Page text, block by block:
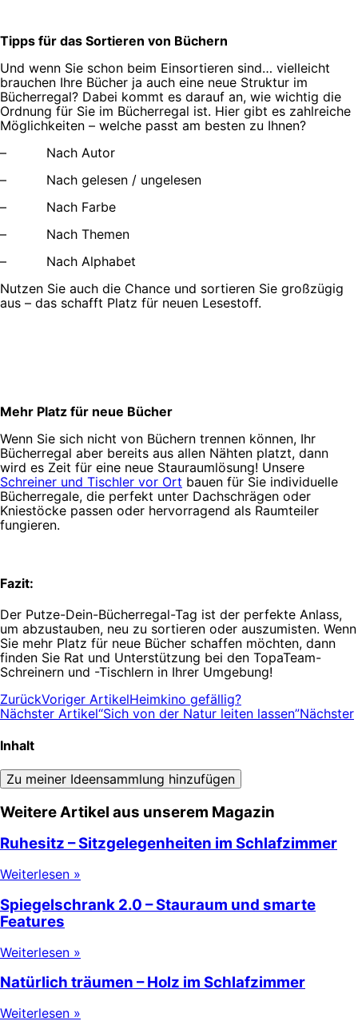
Tipps für das Sortieren von Büchern
Und wenn Sie schon beim Einsortieren sind… vielleicht
brauchen Ihre Bücher ja auch eine neue Struktur im
Bücherregal? Dabei kommt es darauf an, wie wichtig die
Ordnung für Sie im Bücherregal ist. Hier gibt es zahlreiche
Möglichkeiten – welche passt am besten zu Ihnen?
– Nach Autor
– Nach gelesen / ungelesen
– Nach Farbe
– Nach Themen
– Nach Alphabet
Nutzen Sie auch die Chance und sortieren Sie großzügig
aus – das schafft Platz für neuen Lesestoff.
Mehr Platz für neue Bücher
Wenn Sie sich nicht von Büchern trennen können, Ihr
Bücherregal aber bereits aus allen Nähten platzt, dann
wird es Zeit für eine neue Stauraumlösung! Unsere
Schreiner und Tischler vor Ort bauen für Sie individuelle
Bücherregale, die perfekt unter Dachschrägen oder
Kniestöcke passen oder hervorragend als Raumteiler
fungieren.
Fazit:
Der Putze-Dein-Bücherregal-Tag ist der perfekte Anlass,
um abzustauben, neu zu sortieren oder auszumisten. Wenn
Sie mehr Platz für neue Bücher schaffen möchten, dann
finden Sie Rat und Unterstützung bei den TopaTeam-
Schreinern und -Tischlern in Ihrer Umgebung!
ZurückVoriger ArtikelHeimkino gefällig?
Nächster Artikel“Sich von der Natur leiten lassen”Nächster
Inhalt
Zu meiner Ideensammlung hinzufügen
Weitere Artikel aus unserem Magazin
Ruhesitz – Sitzgelegenheiten im Schlafzimmer
Weiterlesen »
Spiegelschrank 2.0 – Stauraum und smarte
Features
Weiterlesen »
Natürlich träumen – Holz im Schlafzimmer
Weiterlesen »